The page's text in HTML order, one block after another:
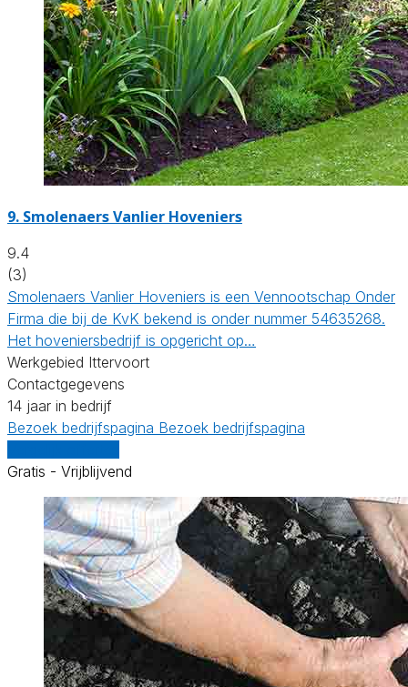
9. Smolenaers Vanlier Hoveniers
9.4
(3)
Smolenaers Vanlier Hoveniers is een Vennootschap Onder
Firma die bij de KvK bekend is onder nummer 54635268.
Het hoveniersbedrijf is opgericht op…
Werkgebied Ittervoort
Contactgegevens
14 jaar in bedrijf
Bezoek bedrijfspagina Bezoek bedrijfspagina
Gratis - Vrijblijvend